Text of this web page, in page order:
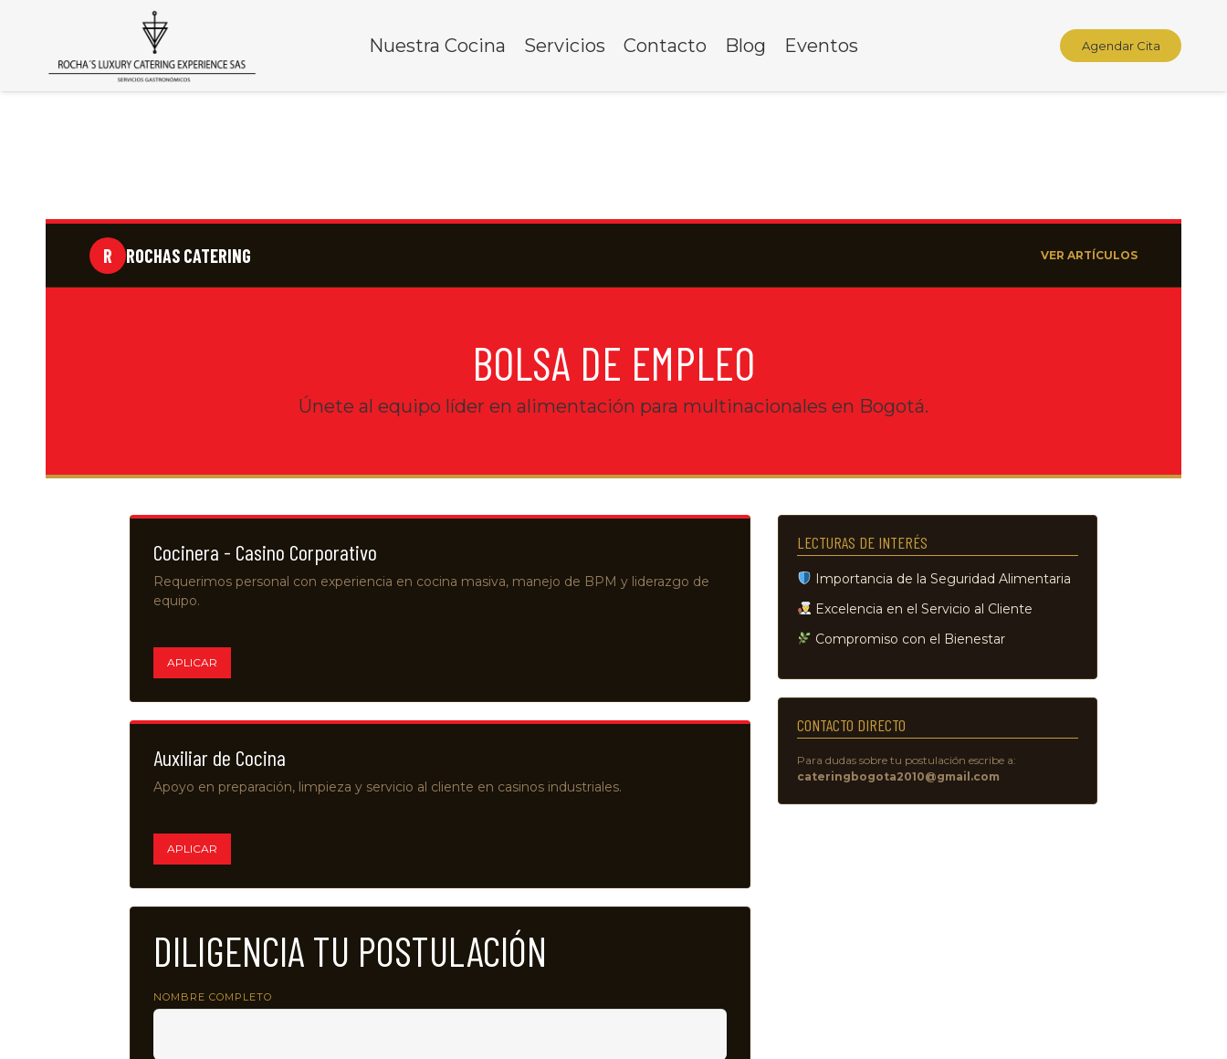
Nuestra Cocina Servicios Contacto Blog Eventos Agendar Cita
R ROCHAS CATERING VER ARTÍCULOS
BOLSA DE EMPLEO
Únete al equipo líder en alimentación para multinacionales en Bogotá.
Cocinera - Casino Corporativo
Requerimos personal con experiencia en cocina masiva, manejo de BPM y liderazgo de
equipo.
APLICAR
Auxiliar de Cocina
Apoyo en preparación, limpieza y servicio al cliente en casinos industriales.
APLICAR
DILIGENCIA TU POSTULACIÓN
NOMBRE COMPLETO
LECTURAS DE INTERÉS
Importancia de la Seguridad Alimentaria
Excelencia en el Servicio al Cliente
Compromiso con el Bienestar
CONTACTO DIRECTO
Para dudas sobre tu postulación escribe a:
cateringbogota2010@gmail.com